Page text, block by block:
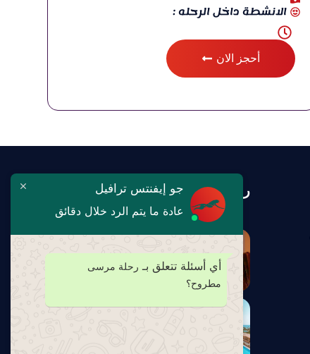
الانشطة داخل الرحله :
أحجز الان
رحلتك تبدأ معناجو إيفنتس ترافيل
عادة ما يتم الرد خلال دقائق
أي أسئلة تتعلق بـ رحلة مرسى
مطروح؟